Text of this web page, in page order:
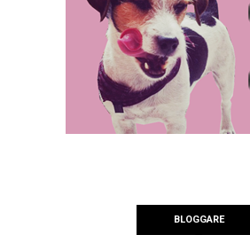
BLOGGARE